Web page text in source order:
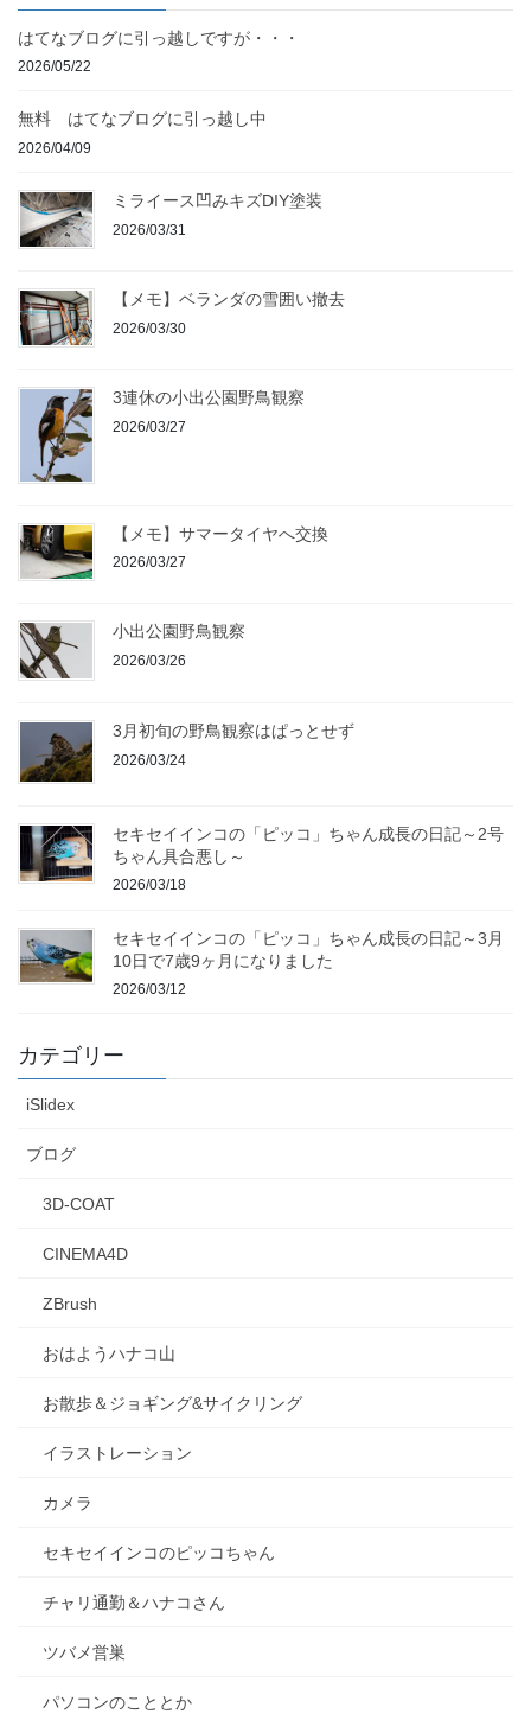
はてなブログに引っ越しですが・・・
2026/05/22
無料 はてなブログに引っ越し中
2026/04/09
ミライース凹みキズDIY塗装
2026/03/31
【メモ】ベランダの雪囲い撤去
2026/03/30
3連休の小出公園野鳥観察
2026/03/27
【メモ】サマータイヤへ交換
2026/03/27
小出公園野鳥観察
2026/03/26
3月初旬の野鳥観察はぱっとせず
2026/03/24
セキセイインコの「ピッコ」ちゃん成長の日記～2号
ちゃん具合悪し～
2026/03/18
セキセイインコの「ピッコ」ちゃん成長の日記～3月
10日で7歳9ヶ月になりました
2026/03/12
カテゴリー
iSlidex
ブログ
3D-COAT
CINEMA4D
ZBrush
おはようハナコ山
お散歩＆ジョギング&サイクリング
イラストレーション
カメラ
セキセイインコのピッコちゃん
チャリ通勤＆ハナコさん
ツバメ営巣
パソコンのこととか